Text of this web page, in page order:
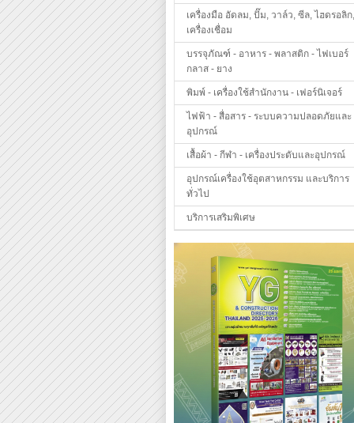
เครื่องมือ อัดลม, ปั๊ม, วาล์ว, ซีล, ไฮดรอลิก,
เครื่องเชื่อม
บรรจุภัณฑ์ - อาหาร - พลาสติก - ไฟเบอร์
กลาส - ยาง
พิมพ์ - เครื่องใช้สำนักงาน - เฟอร์นิเจอร์
ไฟฟ้า - สื่อสาร - ระบบความปลอดภัยและ
อุปกรณ์
เสื้อผ้า - กีฬา - เครื่องประดับและอุปกรณ์
อุปกรณ์เครื่องใช้อุตสาหกรรม และบริการ
ทั่วไป
บริการเสริมพิเศษ